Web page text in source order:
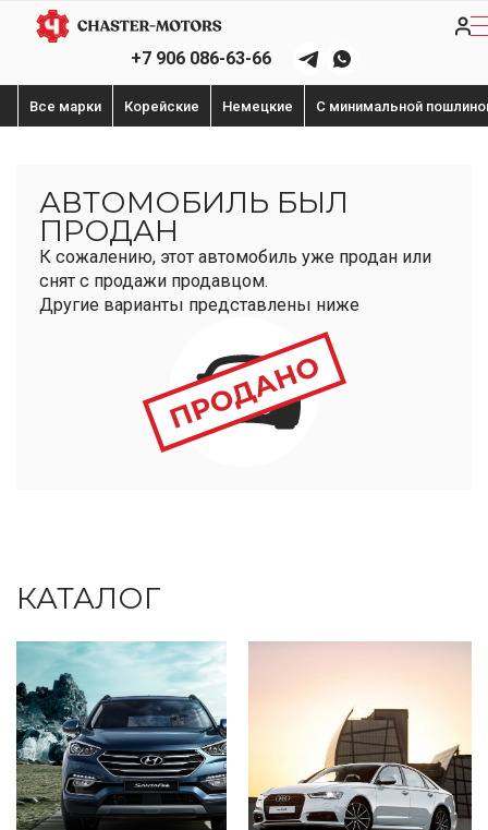
+7 906 086-63-66
Все марки Корейские Немецкие С минимальной
АВТОМОБИЛЬ БЫЛ
ПРОДАН
К сожалению, этот автомобиль уже продан или
снят с продажи продавцом.
Другие варианты представлены ниже
КАТАЛОГ